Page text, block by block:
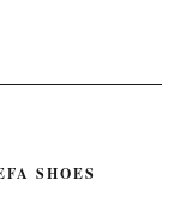
SHOES